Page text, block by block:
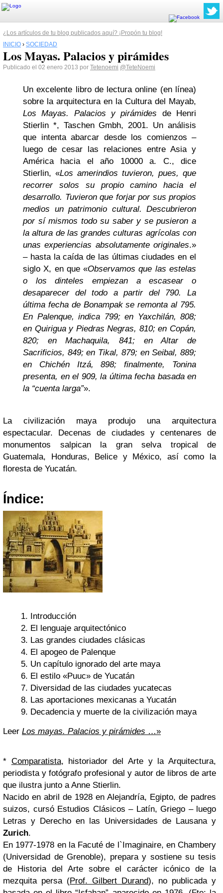
¿Los artículos de tu blog publicados aquí? ¡Propón tu blog!
INICIO › SOCIEDAD
Los Mayas. Palacios y pirámides
Publicado el 02 enero 2013 por Tetenoemi @TeteNoemi
Un excelente libro de lectura online (en línea)
sobre la arquitectura en la Cultura del Mayab,
Los Mayas. Palacios y pirámides de Henri
Stierlin *, Taschen Gmbh, 2001. Un análisis
que intenta abarcar desde los comienzos –
luego de cesar las relaciones entre Asia y
América hacia el año 10000 a. C., dice
Stierlin, «Los amerindios tuvieron, pues, que
recorrer solos su propio camino hacia el
desarrollo. Tuvieron que forjar por sus propios
medios un patrimonio cultural. Descubrieron
por sí mismos todo su saber y se pusieron a
la altura de las grandes culturas agrícolas con
unas experiencias absolutamente originales.»
– hasta la caída de las últimas ciudades en el
siglo X, en que «Observamos que las estelas
o los dinteles empiezan a escasear o
desaparecer del todo a partir del 790. La
última fecha de Bonampak se remonta al 795.
En Palenque, indica 799; en Yaxchilán, 808;
en Quirigua y Piedras Negras, 810; en Copán,
820; en Machaquila, 841; en Altar de
Sacrificios, 849; en Tikal, 879; en Seibal, 889;
en Chichén Itzá, 898; finalmente, Tonina
presenta, en el 909, la última fecha basada en
la “cuenta larga”».
La civilización maya produjo una arquitectura
espectacular. Decenas de ciudades y centenares de
monumentos salpican la gran selva tropical de
Guatemala, Honduras, Belice y México, así como la
floresta de Yucatán.
Índice:
Introducción
El lenguaje arquitectónico
Las grandes ciudades clásicas
El apogeo de Palenque
Un capítulo ignorado del arte maya
El estilo «Puuc» de Yucatán
Diversidad de las ciudades yucatecas
Las aportaciones mexicanas a Yucatán
Decadencia y muerte de la civilización maya
Leer Los mayas. Palacios y pirámides …»
* Comparatista, historiador del Arte y la Arquitectura,
periodista y fotógrafo profesional y autor de libros de arte
que ilustra junto a Anne Stierlin.
Nacido en abril de 1928 en Alejandría, Egipto, de padres
suizos, cursó Estudios Clásicos – Latín, Griego – luego
Letras y Derecho en las Universidades de Lausana y
Zurich.
En 1977-1978 en la Facuté de l`Imaginaire, en Chambery
(Universidad de Grenoble), prepara y sostiene su tesis
de Historia del Arte sobre el carácter icónico de la
mezquita persa (Prof. Gilbert Durand), no publicada y